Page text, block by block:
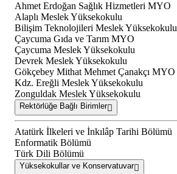
Ahmet Erdoğan Sağlık Hizmetleri MYO
Alaplı Meslek Yüksekokulu
Bilişim Teknolojileri Meslek Yüksekokulu
Çaycuma Gıda ve Tarım MYO
Çaycuma Meslek Yüksekokulu
Devrek Meslek Yüksekokulu
Gökçebey Mithat Mehmet Çanakçı MYO
Kdz. Ereğli Meslek Yüksekokulu
Zonguldak Meslek Yüksekokulu
Rektörlüğe Bağlı Birimler
Atatürk İlkeleri ve İnkılâp Tarihi Bölümü
Enformatik Bölümü
Türk Dili Bölümü
Yüksekokullar ve Konservatuvar